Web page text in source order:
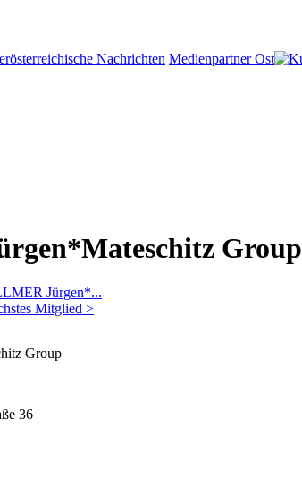
Medienpartner Ost
Group
Jürgen*...
Mitglied >
Group
36